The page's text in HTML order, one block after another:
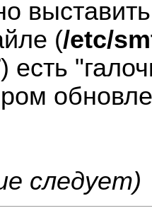
(/etc/
) есть
следует)